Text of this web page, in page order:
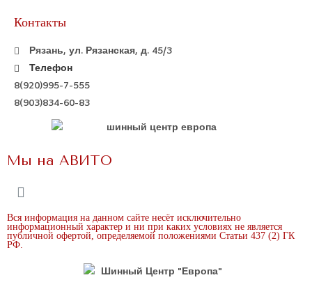
Контакты
Рязань, ул. Рязанская, д. 45/3
Телефон
8(920)995-7-555
8(903)834-60-83
Мы на АВИТО
Вся информация на данном сайте несёт исключительно
информационный характер и ни при каких условиях не является
публичной офертой, определяемой положениями Статьи 437 (2) ГК
РФ.